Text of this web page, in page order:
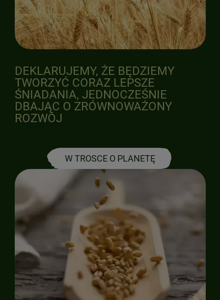
DEKLARUJEMY, ŻE BĘDZIEMY
TWORZYĆ CORAZ LEPSZE
ŚNIADANIA, JEDNOCZEŚNIE
DBAJĄC O ZRÓWNOWAŻONY
ROZWÓJ
W TROSCE O PLANETĘ